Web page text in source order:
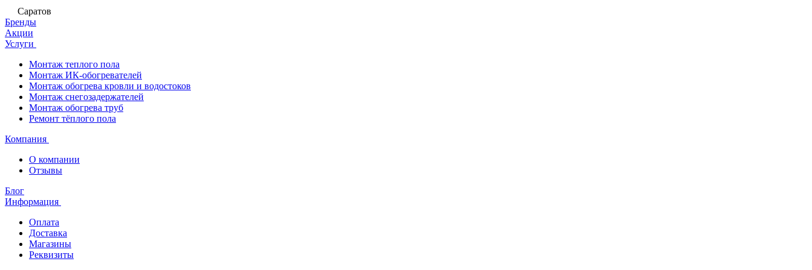
Саратов
Бренды
Акции
Услуги
Монтаж теплого пола
Монтаж ИК-обогревателей
Монтаж обогрева кровли и водостоков
Монтаж снегозадержателей
Монтаж обогрева труб
Ремонт тёплого пола
Компания
О компании
Отзывы
Блог
Информация
Оплата
Доставка
Магазины
Реквизиты